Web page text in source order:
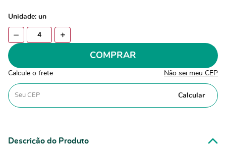
Unidade: un
COMPRAR
Calcule o frete Não sei meu CEP
Calcular
Descrição do Produto